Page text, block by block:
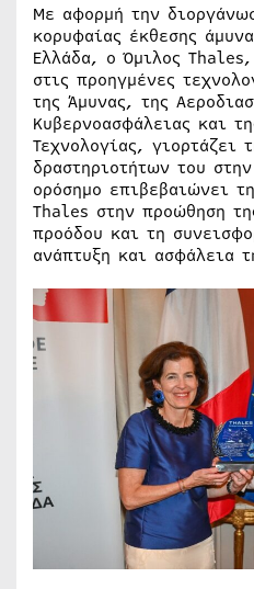
Με αφορμή την
κορυφαίας έκθεσης
Ελλάδα, ο Όμιλος
στις προηγμένες
της Άμυνας, της
Κυβερνοασφάλειας και
Τεχνολογίας, γιορτάζει
δραστηριοτήτων του
ορόσημο επιβεβαιώνει
Thales στην προώθηση
προόδου και τη
ανάπτυξη και ασφάλεια